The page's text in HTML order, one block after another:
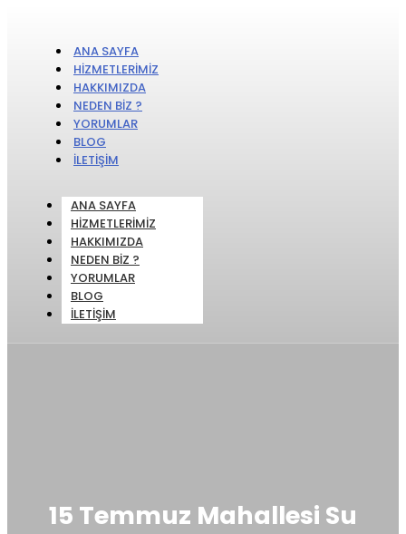
ANA SAYFA
HIZMETLERIMIZ
HAKKIMIZDA
NEDEN BIZ ?
YORUMLAR
BLOG
İLETIŞIM
ANA SAYFA
HIZMETLERIMIZ
HAKKIMIZDA
NEDEN BIZ ?
YORUMLAR
BLOG
İLETIŞIM
15 Temmuz Mahallesi Su